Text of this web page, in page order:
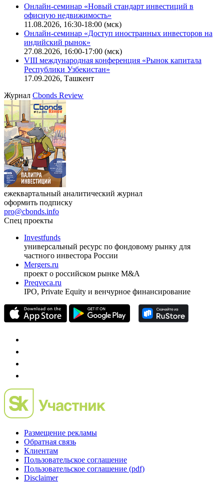
Онлайн-семинар «Новый стандарт инвестиций в
офисную недвижимость»
11.08.2026, 16:30-18:00 (мск)
Онлайн-семинар «Доступ иностранных инвесторов на
индийский рынок»
27.08.2026, 16:00-17:00 (мск)
VIII международная конференция «Рынок капитала
Республики Узбекистан»
17.09.2026, Ташкент
Журнал Cbonds Review
ежеквартальный аналитический журнал
оформить подписку
pro@cbonds.info
Спец проекты
Investfunds
универсальный ресурс по фондовому рынку для
частного инвестора России
Mergers.ru
проект о российском рынке M&A
Preqveca.ru
IPO, Private Equity и венчурное финансирование
Размещение рекламы
Обратная связь
Клиентам
Пользовательское соглашение
Пользовательское соглашение (pdf)
Disclaimer